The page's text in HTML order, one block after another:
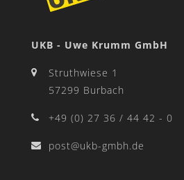
UKB - Uwe Krumm GmbH
Struthwiese 1
57299 Burbach
+49 (0) 27 36 / 44 42 - 0
post@ukb-gmbh.de